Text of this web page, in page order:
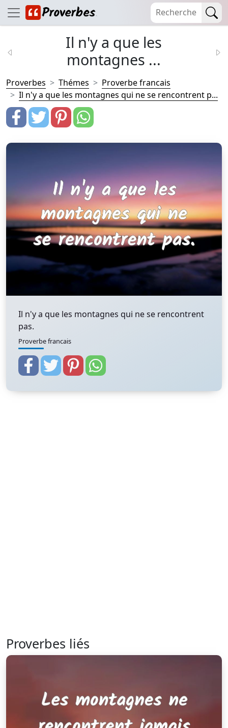
Il n'y a que les
montagnes ...
Proverbes Thémes
Proverbe francais
Il n'y a que les montagnes qui ne se rencontrent p...
Il n'y a que les montagnes qui ne se rencontrent
pas.
Proverbe francais
Proverbes liés